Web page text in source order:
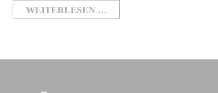
WEITERLESEN …